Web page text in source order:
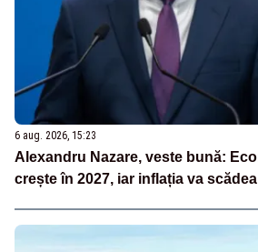
6 aug. 2026, 15:23
Alexandru Nazare, veste bună:
crește în 2027, iar inflația va scădea